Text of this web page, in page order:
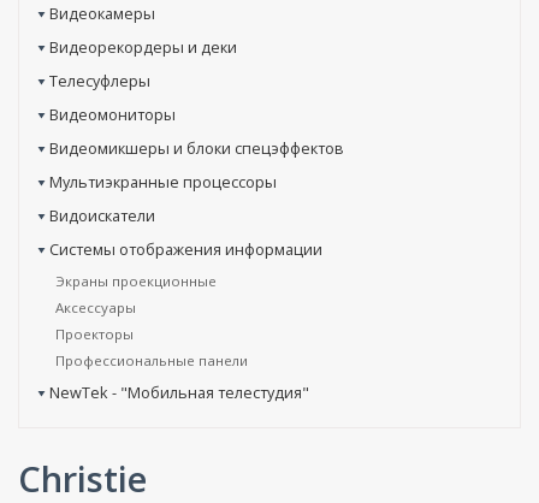
Видеокамеры
Видеорекордеры и деки
Телесуфлеры
Видеомониторы
Видеомикшеры и блоки спецэффектов
Мультиэкранные процессоры
Видоискатели
Системы отображения информации
Экраны проекционные
Аксессуары
Проекторы
Профессиональные панели
NewTek - "Мобильная телестудия"
Christie